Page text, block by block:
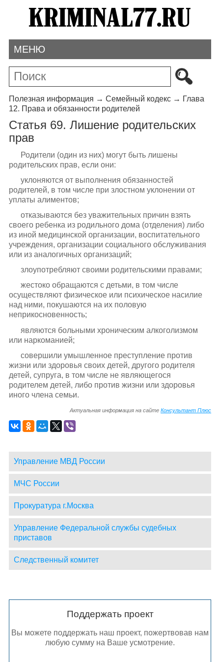
МЕНЮ
Полезная информация → Семейный кодекс→ Глава
12. Права и обязанности родителей
Статья 69. Лишение родительских
прав
Родители (один из них) могут быть лишены
родительских прав, если они:
уклоняются от выполнения обязанностей
родителей, в том числе при злостном уклонении от
уплаты алиментов;
отказываются без уважительных причин взять
своего ребенка из родильного дома (отделения) либо
из иной медицинской организации, воспитательного
учреждения, организации социального обслуживания
или из аналогичных организаций;
злоупотребляют своими родительскими правами;
жестоко обращаются с детьми, в том числе
осуществляют физическое или психическое насилие
над ними, покушаются на их половую
неприкосновенность;
являются больными хроническим алкоголизмом
или наркоманией;
совершили умышленное преступление против
жизни или здоровья своих детей, другого родителя
детей, супруга, в том числе не являющегося
родителем детей, либо против жизни или здоровья
иного члена семьи.
Актуальная информация на сайтеКонсультант Плюс
Управление МВД России
МЧС России
Прокуратура г.Москва
Управление Федеральной службы судебных
приставов
Следственный комитет
Поддержать проект
Вы можете поддержать наш проект, пожертвовав нам
любую сумму на Ваше усмотрение.